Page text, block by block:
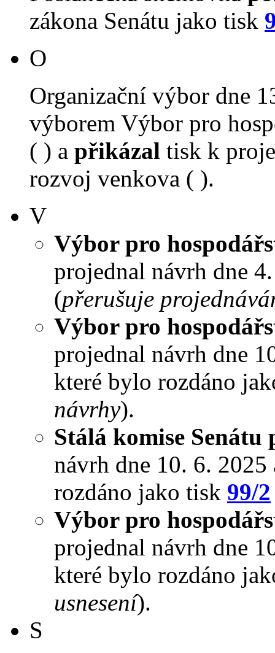
zákona Senátu jako tisk
O
Organizační výbor dne
výborem Výbor pro
( ) a přikázal tisk k
rozvoj venkova ( ).
V
Výbor pro
projednal návrh dne
(přerušuje
Výbor pro
projednal návrh dne
které bylo rozdáno
návrhy).
Stálá komise
návrh dne 10. 6.
rozdáno jako tisk 99/2
Výbor pro
projednal návrh dne
které bylo rozdáno
usnesení).
S